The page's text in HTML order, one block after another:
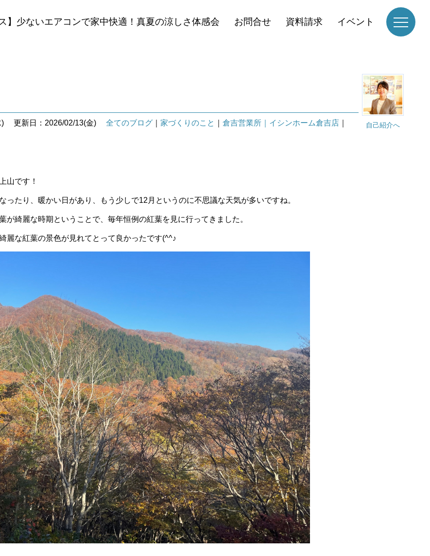
】少ないエアコンで家中快適！真夏の涼しさ体感会 お問合せ 資料請求 イベント
自己紹介へ
) 更新日：2026/02/13(金) 全てのブログ 家づくりのこと 倉吉営業所｜イシンホーム倉吉店
山です！
ったり、暖かい日があり、もう少しで12 月というのに不思議な天気が多いですね。
が綺麗な時期ということで、毎年恒例の紅葉を見に行ってきました。
麗な紅葉の景色が見れてとって良かったです(^^♪